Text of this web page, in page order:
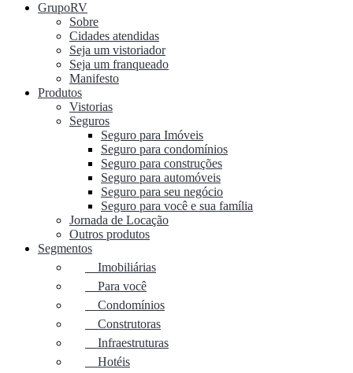
GrupoRV
Sobre
Cidades atendidas
Seja um vistoriador
Seja um franqueado
Manifesto
Produtos
Vistorias
Seguros
Seguro para Imóveis
Seguro para condomínios
Seguro para construções
Seguro para automóveis
Seguro para seu negócio
Seguro para você e sua família
Jornada de Locação
Outros produtos
Segmentos
Imobiliárias
Para você
Condomínios
Construtoras
Infraestruturas
Hotéis